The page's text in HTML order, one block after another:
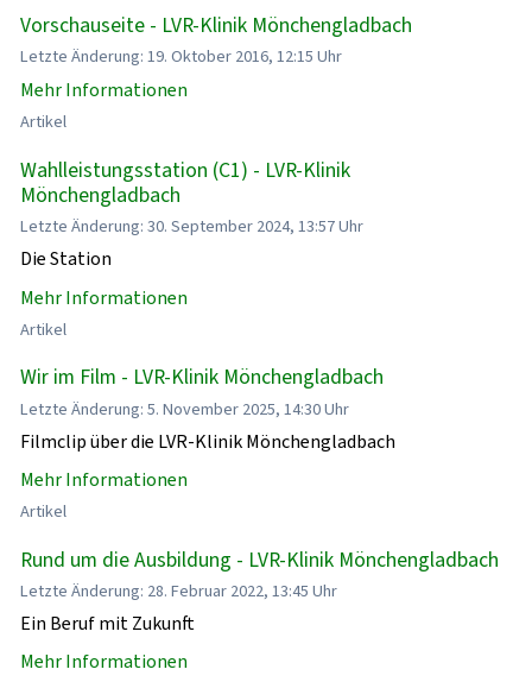
Vorschauseite - LVR-Klinik Mönchengladbach
Letzte Änderung: 19. Oktober 2016, 12:15 Uhr
Mehr Informationen
Artikel
Wahlleistungsstation (C1) - LVR-Klinik
Mönchengladbach
Letzte Änderung: 30. September 2024, 13:57 Uhr
Die Station
Mehr Informationen
Artikel
Wir im Film - LVR-Klinik Mönchengladbach
Letzte Änderung: 5. November 2025, 14:30 Uhr
Filmclip über die LVR-Klinik Mönchengladbach
Mehr Informationen
Artikel
Rund um die Ausbildung - LVR-Klinik Mönchengladbach
Letzte Änderung: 28. Februar 2022, 13:45 Uhr
Ein Beruf mit Zukunft
Mehr Informationen